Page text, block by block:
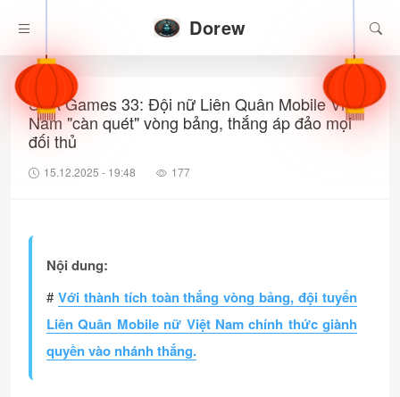
Dorew
SEA Games 33: Đội nữ Liên Quân Mobile Việt
Nam "càn quét" vòng bảng, thắng áp đảo mọi
đối thủ
15.12.2025 - 19:48 177
Nội dung:
#Với thành tích toàn thắng vòng bảng, đội tuyển
Liên Quân Mobile nữ Việt Nam chính thức giành
quyền vào nhánh thắng.